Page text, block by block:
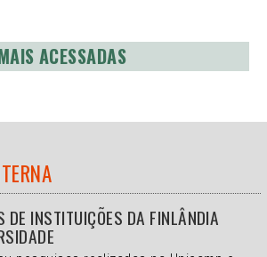
ACESSADAS
DE INSTITUIÇÕES DA FINLÂNDIA